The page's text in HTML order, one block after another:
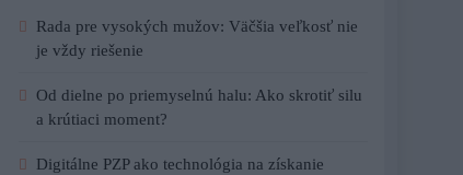
Rada pre vysokých mužov: Väčšia veľkosť nie
je vždy riešenie
Od dielne po priemyselnú halu: Ako skrotiť silu
a krútiaci moment?
Digitálne PZP ako technológia na získanie